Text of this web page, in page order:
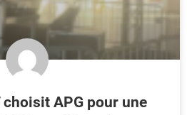
choisit APG pour une